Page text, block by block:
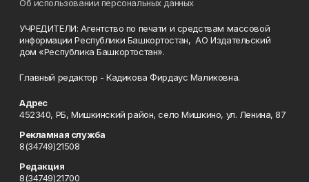
Об использовании персональных данных
УЧРЕДИТЕЛИ: Агентство по печати и средствам массовой
информации Республики Башкортостан, АО Издательский
дом «Республика Башкортостан».
Главный редактор - Кадикова Фирдаус Маликовна.
Адрес
452340, РБ, Мишкинский район, село Мишкино, ул. Ленина, 87
Рекламная служба
8(34749)21508
Редакция
8(34749)21700